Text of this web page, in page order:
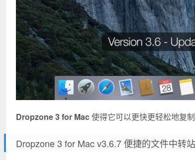
Dropzone 3 for Mac使得它可以更快更轻松地复
Dropzone 3 for Mac v3.6.7 便捷的文件中转